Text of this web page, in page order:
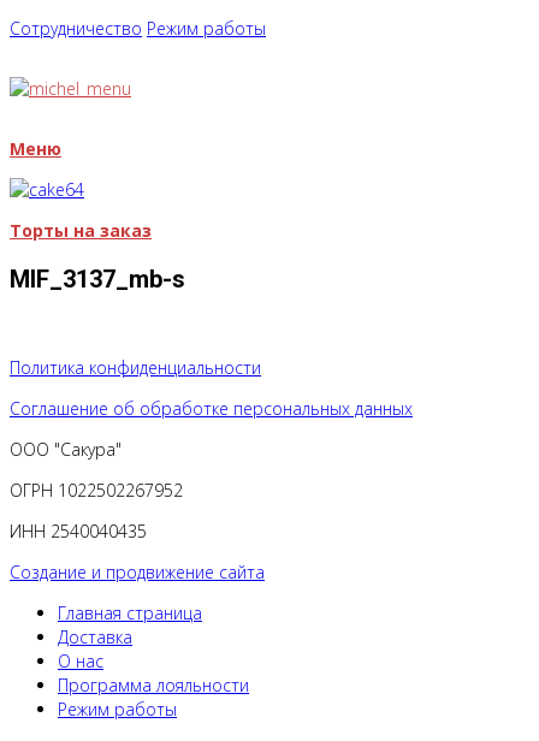
Сотрудничество Режим работы
Меню
Торты на заказ
MIF_3137_mb-s
Политика конфиденциальности
Соглашение об обработке персональных данных
ООО "Сакура"
ОГРН 1022502267952
ИНН 2540040435
Создание и продвижение сайта
Главная страница
Доставка
О нас
Программа лояльности
Режим работы